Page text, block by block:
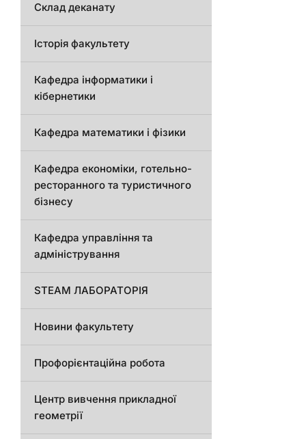
Склад деканату
Історія факультету
Кафедра інформатики і
кібернетики
Кафедра математики і фізики
Кафедра економіки, готельно-
ресторанного та туристичного
бізнесу
Кафедра управління та
адміністрування
STEAM ЛАБОРАТОРІЯ
Новини факультету
Профорієнтаційна робота
Центр вивчення прикладної
геометрії